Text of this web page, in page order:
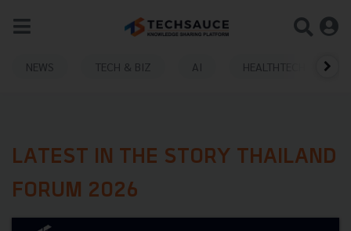
NEWS TECH & BIZ AI HEALTHTECH
LATEST IN THE STORY THAILAND
FORUM 2026